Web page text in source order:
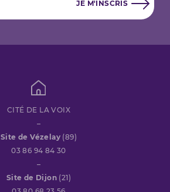
CITÉ DE LA VOIX
–
Site de Vézelay (89)
03 86 94 84 30
–
Site de Dijon (21)